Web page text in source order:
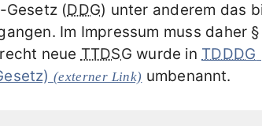
Gesetz (DDG) unter anderem das
Im Impressum muss daher
neue TTDSG wurde in TDDDG
(externer Link) umbenannt.